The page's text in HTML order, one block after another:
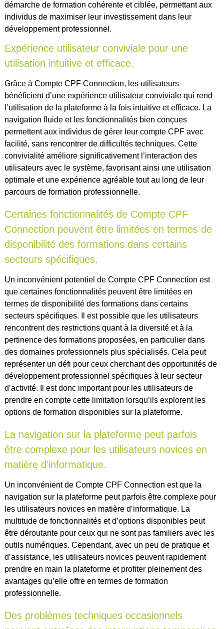
démarche de formation cohérente et ciblée, permettant aux
individus de maximiser leur investissement dans leur
développement professionnel.
Expérience utilisateur conviviale pour une
utilisation intuitive et efficace.
Grâce à Compte CPF Connection, les utilisateurs
bénéficient d’une expérience utilisateur conviviale qui rend
l’utilisation de la plateforme à la fois intuitive et efficace. La
navigation fluide et les fonctionnalités bien conçues
permettent aux individus de gérer leur compte CPF avec
facilité, sans rencontrer de difficultés techniques. Cette
convivialité améliore significativement l’interaction des
utilisateurs avec le système, favorisant ainsi une utilisation
optimale et une expérience agréable tout au long de leur
parcours de formation professionnelle.
Certaines fonctionnalités de Compte CPF
Connection peuvent être limitées en termes de
disponibilité des formations dans certains
secteurs spécifiques.
Un inconvénient potentiel de Compte CPF Connection est
que certaines fonctionnalités peuvent être limitées en
termes de disponibilité des formations dans certains
secteurs spécifiques. Il est possible que les utilisateurs
rencontrent des restrictions quant à la diversité et à la
pertinence des formations proposées, en particulier dans
des domaines professionnels plus spécialisés. Cela peut
représenter un défi pour ceux cherchant des opportunités de
développement professionnel spécifiques à leur secteur
d’activité. Il est donc important pour les utilisateurs de
prendre en compte cette limitation lorsqu’ils explorent les
options de formation disponibles sur la plateforme.
La navigation sur la plateforme peut parfois
être complexe pour les utilisateurs novices en
matière d’informatique.
Un inconvénient de Compte CPF Connection est que la
navigation sur la plateforme peut parfois être complexe pour
les utilisateurs novices en matière d’informatique. La
multitude de fonctionnalités et d’options disponibles peut
être déroutante pour ceux qui ne sont pas familiers avec les
outils numériques. Cependant, avec un peu de pratique et
d’assistance, les utilisateurs novices peuvent rapidement
prendre en main la plateforme et profiter pleinement des
avantages qu’elle offre en termes de formation
professionnelle.
Des problèmes techniques occasionnels